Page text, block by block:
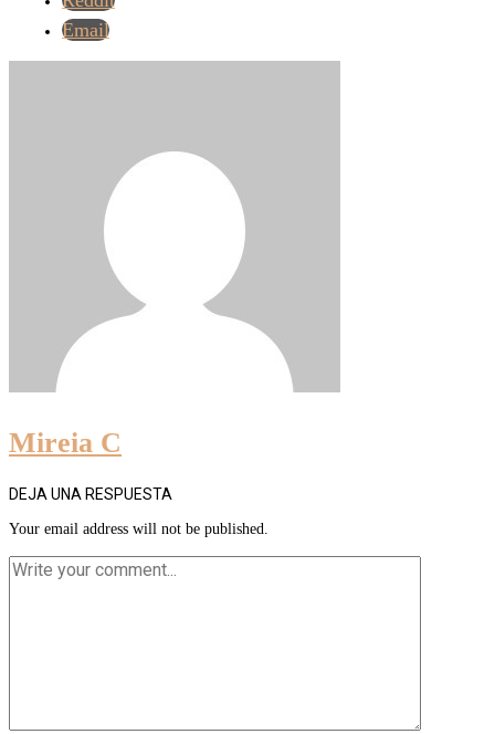
Email
Mireia C
DEJA UNA RESPUESTA
Your email address will not be published.